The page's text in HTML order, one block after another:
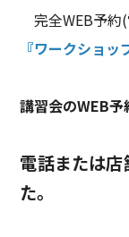
完全WEB予約
『ワークショッ
講習会のWEB予
電話または
た。